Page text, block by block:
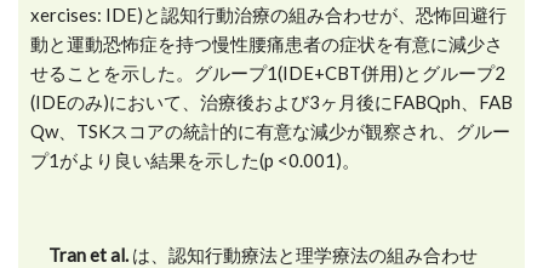
xercises: IDE)と認知行動治療の組み合わせが、恐怖回避行
動と運動恐怖症を持つ慢性腰痛患者の症状を有意に減少さ
せることを示した。グループ1(IDE+CBT併用)とグループ2
(IDEのみ)において、治療後および3ヶ月後にFABQph、FAB
Qw、TSKスコアの統計的に有意な減少が観察され、グルー
プ1がより良い結果を示した(p <0.001)。
Tran et al. は、認知行動療法と理学療法の組み合わせ